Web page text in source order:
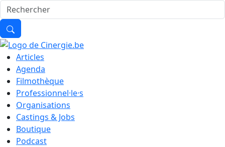
Articles
Agenda
Filmothèque
Professionnel·le·s
Organisations
Castings & Jobs
Boutique
Podcast